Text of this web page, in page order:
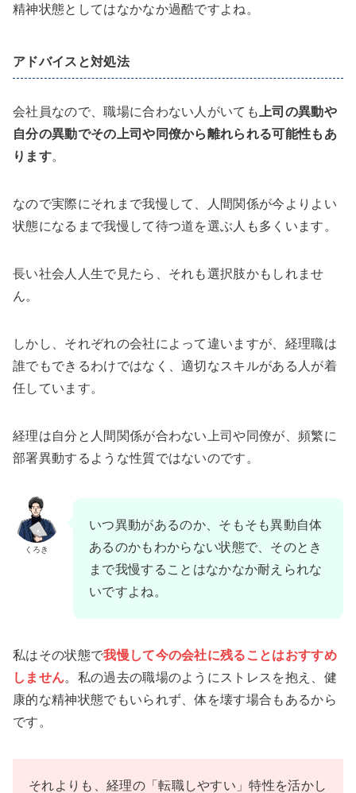
精神状態としてはなかなか過酷ですよね。
アドバイスと対処法
会社員なので、職場に合わない人がいても
上司の異動や
自分の異動でその上司や同僚から離れられる可能性もあ
ります。
なので実際にそれまで我慢して、人間関係が今よりよい
状態になるまで我慢して待つ道を選ぶ人も多くいます。
長い社会人人生で見たら、それも選択肢かもしれませ
ん。
しかし、それぞれの会社によって違いますが、経理職は
誰でもできるわけではなく、適切なスキルがある人が着
任しています。
経理は自分と人間関係が合わない上司や同僚が、頻繁に
部署異動するような性質ではないのです。
くろき
いつ異動があるのか、そもそも異動自体
あるのかもわからない状態で、そのとき
まで我慢することはなかなか耐えられな
いですよね。
私はその状態で我慢して今の会社に残ることはおすすめ
しません。私の過去の職場のようにストレスを抱え、健
康的な精神状態でもいられず、体を壊す場合もあるから
です。
それよりも、経理の「転職しやすい」特性を活かし